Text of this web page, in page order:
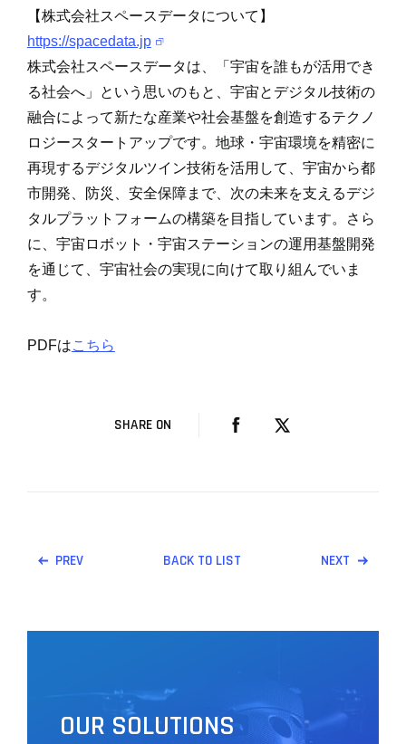
【株式会社スペースデータについて】
https://spacedata.jp
株式会社スペースデータは、「宇宙を誰もが活用でき
る社会へ」という思いのもと、宇宙とデジタル技術の
融合によって新たな産業や社会基盤を創造するテクノ
ロジースタートアップです。地球・宇宙環境を精密に
再現するデジタルツイン技術を活用して、宇宙から都
市開発、防災、安全保障まで、次の未来を支えるデジ
タルプラットフォームの構築を目指しています。さら
に、宇宙ロボット・宇宙ステーションの運用基盤開発
を通じて、宇宙社会の実現に向けて取り組んでいま
す。
PDFはこちら
SHARE ON
PREV BACK TO LIST NEXT
OUR SOLUTIONS